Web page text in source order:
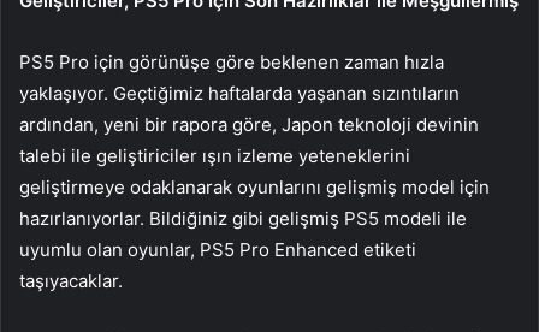
PS5 Pro için görünüşe göre beklenen zaman hızla
yaklaşıyor. Geçtiğimiz haftalarda yaşanan sızıntıların
ardından, yeni bir rapora göre, Japon teknoloji devinin
talebi ile geliştiriciler ışın izleme yeteneklerini
geliştirmeye odaklanarak oyunlarını gelişmiş model için
hazırlanıyorlar. Bildiğiniz gibi gelişmiş PS5 modeli ile
uyumlu olan oyunlar, PS5 Pro Enhanced etiketi
taşıyacaklar.